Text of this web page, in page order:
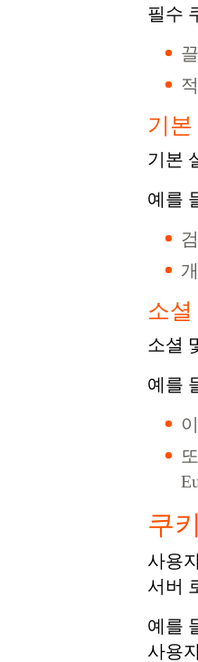
필수
기본
기본
예를
소셜
소셜
예를
쿠
사용
서버
예를
사용